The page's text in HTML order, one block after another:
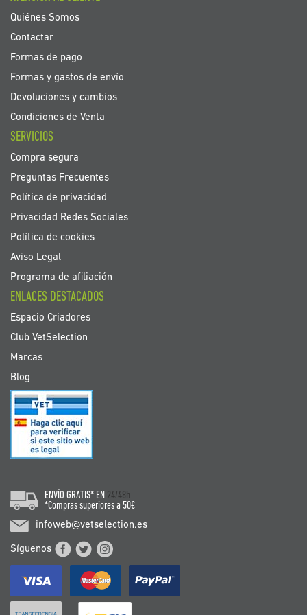
noticias:
Quiénes Somos
Contactar
Formas de pago
Formas y gastos de envío
Devoluciones y cambios
Condiciones de Venta
SERVICIOS
Compra segura
Preguntas Frecuentes
Política de privacidad
Privacidad Redes Sociales
Política de cookies
Aviso Legal
Programa de afiliación
ENLACES DESTACADOS
Espacio Criadores
Club VetSelection
Marcas
Blog
ENVÍO GRATIS* EN 24/48h
*Compras superiores a 50€
infoweb@vetselection.es
Síguenos